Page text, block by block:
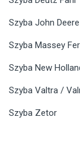
Szyba John Deere
Szyba Massey
Szyba New
Szyba Valtra /
Szyba Zetor